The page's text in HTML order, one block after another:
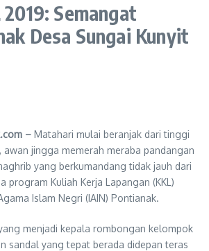
Semangat
Desa Sungai Kunyit
– Matahari mulai beranjak dari tinggi
awan jingga memerah meraba pandangan
yang berkumandang tidak jauh dari
program Kuliah Kerja Lapangan (KKL)
Islam Negri (IAIN) Pontianak.
menjadi kepala rombongan kelompok
sandal yang tepat berada didepan teras